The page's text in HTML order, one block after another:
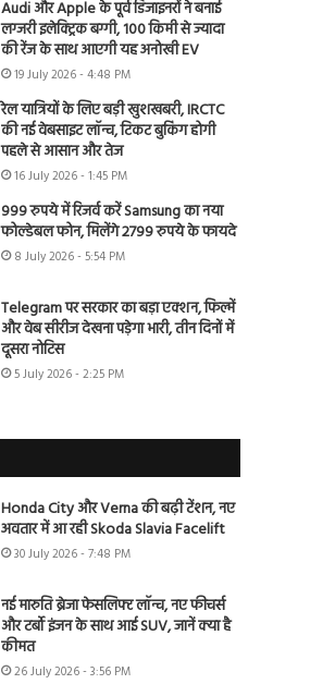
Audi और Apple के पूर्व डिजाइनरों ने बनाई
लग्जरी इलेक्ट्रिक बग्गी, 100 किमी से ज्यादा
की रेंज के साथ आएगी यह अनोखी EV
19 July 2026 - 4:48 PM
रेल यात्रियों के लिए बड़ी खुशखबरी, IRCTC
की नई वेबसाइट लॉन्च, टिकट बुकिंग होगी
पहले से आसान और तेज
16 July 2026 - 1:45 PM
999 रुपये में रिजर्व करें Samsung का नया
फोल्डेबल फोन, मिलेंगे 2799 रुपये के फायदे
8 July 2026 - 5:54 PM
Telegram पर सरकार का बड़ा एक्शन, फिल्में
और वेब सीरीज देखना पड़ेगा भारी, तीन दिनों में
दूसरा नोटिस
5 July 2026 - 2:25 PM
Honda City और Verna की बढ़ी टेंशन, नए
अवतार में आ रही Skoda Slavia Facelift
30 July 2026 - 7:48 PM
नई मारुति ब्रेजा फेसलिफ्ट लॉन्च, नए फीचर्स
और टर्बो इंजन के साथ आई SUV, जानें क्या है
कीमत
26 July 2026 - 3:56 PM